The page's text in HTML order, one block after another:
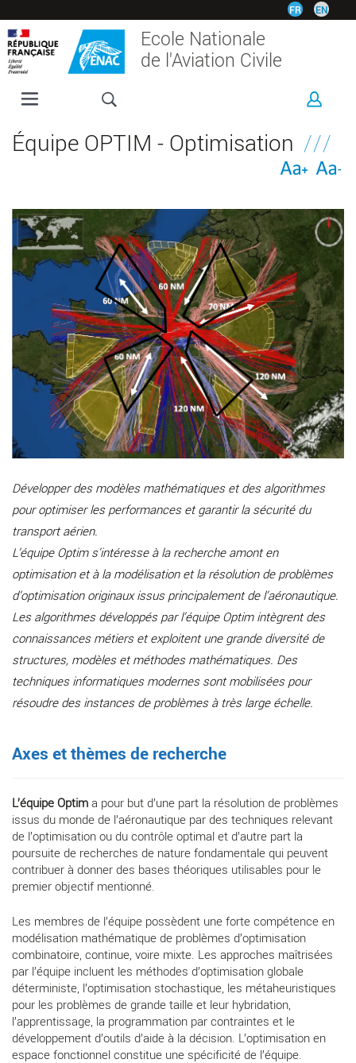
au
contenu
principal
FR EN
Ecole Nationale
de l'Aviation Civile
FORMATIONS
INTERNATIONAL
VIE ÉTUDIANTE
Équipe OPTIM - Optimisation
Développer des modèles mathématiques et des algorithmes
pour optimiser les performances et garantir la sécurité du
transport aérien.
L’équipe Optim s’intéresse à la recherche amont en
optimisation et à la modélisation et la résolution de problèmes
d’optimisation originaux issus principalement de l’aéronautique.
Les algorithmes développés par l’équipe Optim intègrent des
connaissances métiers et exploitent une grande diversité de
structures, modèles et méthodes mathématiques. Des
techniques informatiques modernes sont mobilisées pour
résoudre des instances de problèmes à très large échelle.
Axes et thèmes de recherche
L’équipe Optim a pour but d’une part la résolution de problèmes
issus du monde de l’aéronautique par des techniques relevant
de l’optimisation ou du contrôle optimal et d’autre part la
poursuite de recherches de nature fondamentale qui peuvent
contribuer à donner des bases théoriques utilisables pour le
premier objectif mentionné.
Les membres de l’équipe possèdent une forte compétence en
modélisation mathématique de problèmes d’optimisation
combinatoire, continue, voire mixte. Les approches maîtrisées
par l’équipe incluent les méthodes d’optimisation globale
déterministe, l’optimisation stochastique, les métaheuristiques
pour les problèmes de grande taille et leur hybridation,
l’apprentissage, la programmation par contraintes et le
développement d’outils d’aide à la décision. L’optimisation en
espace fonctionnel constitue une spécificité de l’équipe.